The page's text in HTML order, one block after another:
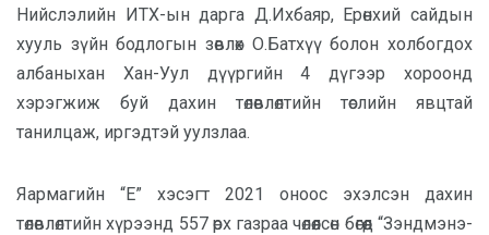
Нийслэлийн ИТХ-ын дарга Д.Ихбаяр, Ерөнхий сайдын
хууль зүйн бодлогын зөвлөх О.Батхүү болон холбогдох
албаныхан Хан-Уул дүүргийн 4 дүгээр хороонд
хэрэгжиж буй дахин төлөвлөлтийн төслийн явцтай
танилцаж, иргэдтэй уулзлаа.
Яармагийн “Е” хэсэгт 2021 оноос эхэлсэн дахин
төлөвлөлтийн хүрээнд 557 өрх газраа чөлөөлсөн бөгөөд “Зэндмэнэ-